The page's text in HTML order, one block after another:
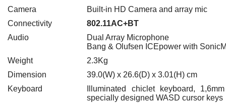
Camera
Built-in HD Camera and array mic
Connectivity
802.11AC+BT
Audio
Dual Array Microphone
Bang & Olufsen ICEpower with
Weight
2.3Kg
Dimension
39.0(W) x 26.6(D) x 3.01(H) cm
Keyboard
Illuminated chiclet keyboard,
specially designed WASD cursor keys